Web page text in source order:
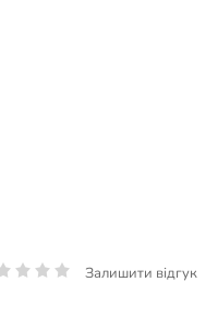
Залишити відгук